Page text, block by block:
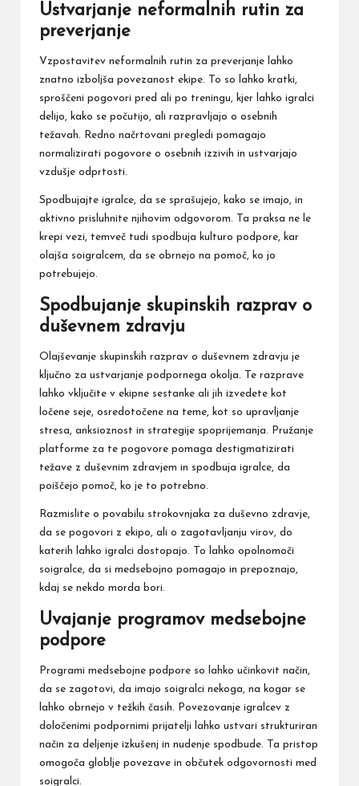
Ustvarjanje neformalnih rutin za
preverjanje
Vzpostavitev neformalnih rutin za preverjanje lahko
znatno izboljša povezanost ekipe. To so lahko kratki,
sproščeni pogovori pred ali po treningu, kjer lahko igralci
delijo, kako se počutijo, ali razpravljajo o osebnih
težavah. Redno načrtovani pregledi pomagajo
normalizirati pogovore o osebnih izzivih in ustvarjajo
vzdušje odprtosti.
Spodbujajte igralce, da se sprašujejo, kako se imajo, in
aktivno prisluhnite njihovim odgovorom. Ta praksa ne le
krepi vezi, temveč tudi spodbuja kulturo podpore, kar
olajša soigralcem, da se obrnejo na pomoč, ko jo
potrebujejo.
Spodbujanje skupinskih razprav o
duševnem zdravju
Olajševanje skupinskih razprav o duševnem zdravju je
ključno za ustvarjanje podpornega okolja. Te razprave
lahko vključite v ekipne sestanke ali jih izvedete kot
ločene seje, osredotočene na teme, kot so upravljanje
stresa, anksioznost in strategije spoprijemanja. Pružanje
platforme za te pogovore pomaga destigmatizirati
težave z duševnim zdravjem in spodbuja igralce, da
poiščejo pomoč, ko je to potrebno.
Razmislite o povabilu strokovnjaka za duševno zdravje,
da se pogovori z ekipo, ali o zagotavljanju virov, do
katerih lahko igralci dostopajo. To lahko opolnomoči
soigralce, da si medsebojno pomagajo in prepoznajo,
kdaj se nekdo morda bori.
Uvajanje programov medsebojne
podpore
Programi medsebojne podpore so lahko učinkovit način,
da se zagotovi, da imajo soigralci nekoga, na kogar se
lahko obrnejo v težkih časih. Povezovanje igralcev z
določenimi podpornimi prijatelji lahko ustvari strukturiran
način za deljenje izkušenj in nudenje spodbude. Ta pristop
omogoča globlje povezave in občutek odgovornosti med
soigralci.